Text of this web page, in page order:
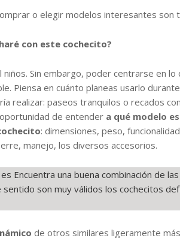
o elegir modelos interesantes son
con este cochecito?
Sin embargo, poder centrarse en
Piensa en cuánto planeas usarlo
realizar: paseos tranquilos o recados
de entender a qué modelo
: dimensiones, peso,
manejo, los diversos accesorios.
Encuentra una buena combinación de
son muy válidos los cochecitos
de otros similares ligeramente